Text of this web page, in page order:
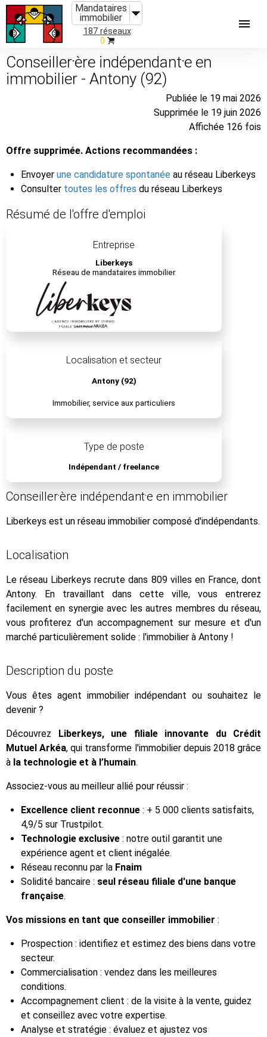
Mandataires
immobilier
187 réseaux
0
Conseiller⸱ère indépendant⸱e en
immobilier - Antony (92)
Publiée le 19 mai 2026
Supprimée le 19 juin 2026
Affichée 126 fois
Offre supprimée. Actions recommandées :
Envoyer une candidature spontanée au réseau Liberkeys
Consulter toutes les offres du réseau Liberkeys
Résumé de l'offre d'emploi
Entreprise
Liberkeys
Réseau de mandataires immobilier
Localisation et secteur
Antony (92)
Immobilier, service aux particuliers
Type de poste
Indépendant / freelance
Conseiller⸱ère indépendant⸱e en immobilier
Liberkeys est un réseau immobilier composé d'indépendants.
Localisation
Le réseau Liberkeys recrute dans 809 villes en France, dont
Antony. En travaillant dans cette ville, vous entrerez
facilement en synergie avec les autres membres du réseau,
vous profiterez d'un accompagnement sur mesure et d'un
marché particulièrement solide : l'immobilier à Antony !
Description du poste
Vous êtes agent immobilier indépendant ou souhaitez le
devenir ?
Découvrez Liberkeys, une filiale innovante du Crédit
Mutuel Arkéa, qui transforme l'immobilier depuis 2018 grâce
à la technologie et à l’humain.
Associez-vous au meilleur allié pour réussir :
Excellence client reconnue : + 5 000 clients satisfaits,
4,9/5 sur Trustpilot.
Technologie exclusive : notre outil garantit une
expérience agent et client inégalée.
Réseau reconnu par la Fnaim
Solidité bancaire : seul réseau filiale d'une banque
française.
Vos missions en tant que conseiller immobilier :
Prospection : identifiez et estimez des biens dans votre
secteur.
Commercialisation : vendez dans les meilleures
conditions.
Accompagnement client : de la visite à la vente, guidez
et conseillez avec votre expertise.
Analyse et stratégie : évaluez et ajustez vos